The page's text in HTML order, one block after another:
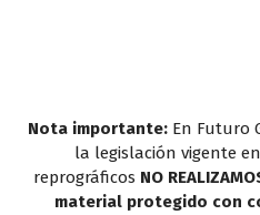
Nota importante: En Futuro
la legislación vigente
reprográficos NO
material protegido con